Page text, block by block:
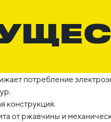
потребление
конструкция.
от ржавчины и